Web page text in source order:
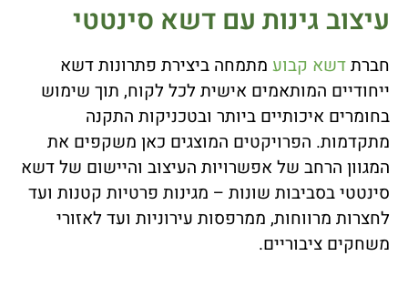
עיצוב גינות עם דשא סינטטי
חברתדשא קבוע מתמחה ביצירת פתרונות דשא
ייחודיים המותאמים אישית לכל לקוח, תוך שימוש
בחומרים איכותיים ביותר ובטכניקות התקנה
מתקדמות. הפרויקטים המוצגים כאן משקפים את
המגוון הרחב של אפשרויות העיצוב והיישום של דשא
סינטטי בסביבות שונות – מגינות פרטיות קטנות ועד
לחצרות מרווחות, ממרפסות עירוניות ועד לאזורי
משחקים ציבוריים.